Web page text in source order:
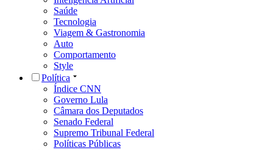
Saúde
Tecnologia
Viagem & Gastronomia
Auto
Comportamento
Style
Política
Índice CNN
Governo Lula
Câmara dos Deputados
Senado Federal
Supremo Tribunal Federal
Políticas Públicas